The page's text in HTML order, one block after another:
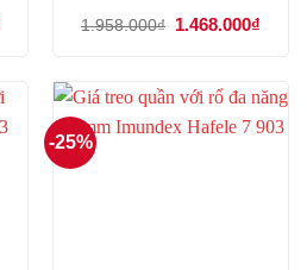
1.856.000₫.
1.958.000₫
Giá
1.468.000₫
-25%